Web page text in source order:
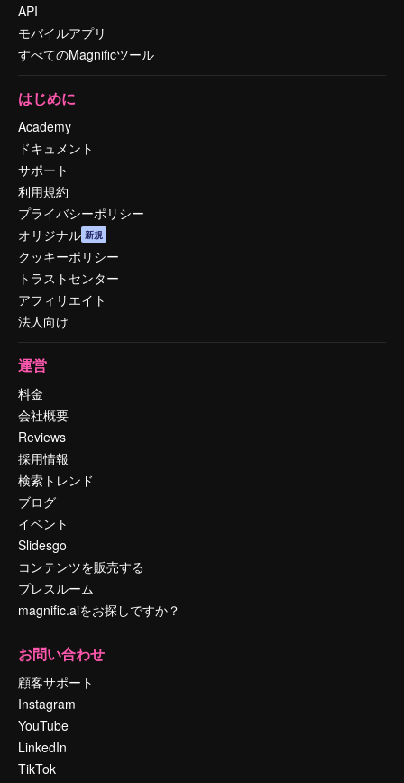
API
モバイルアプリ
すべてのMagnificツール
はじめに
Academy
ドキュメント
サポート
利用規約
プライバシーポリシー
オリジナル 新規
クッキーポリシー
トラストセンター
アフィリエイト
法人向け
運営
料金
会社概要
Reviews
採用情報
検索トレンド
ブログ
イベント
Slidesgo
コンテンツを販売する
プレスルーム
magnific.aiをお探しですか？
お問い合わせ
顧客サポート
Instagram
YouTube
LinkedIn
TikTok